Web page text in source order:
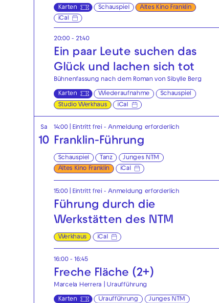
Karten Schauspiel
Altes Kino Franklin
iCal
20:00 - 21:40
Ein paar Leute suchen das
Glück und lachen sich tot
Bühnenfassung nach dem Roman von Sibylle Berg
Karten Wiederaufnahme
Schauspiel
Studio Werkhaus
iCal
Sa
10
14:00| Eintritt frei - Anmeldung erforderlich
Franklin-Führung
Schauspiel Tanz
Junges NTM
Altes Kino Franklin
iCal
15:00| Eintritt frei - Anmeldung erforderlich
Führung durch die
Werkstätten des NTM
Werkhaus iCal
16:00 - 16:45
Freche Fläche (2+)
Marcela Herrera | Uraufführung
Karten Uraufführung
Junges NTM